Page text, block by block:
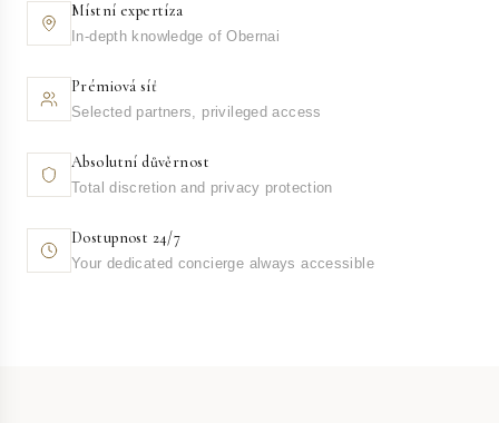
Místní expertíza
In-depth knowledge of Obernai
Prémiová síť
Selected partners, privileged access
Absolutní důvěrnost
Total discretion and privacy protection
Dostupnost 24/7
Your dedicated concierge always accessible